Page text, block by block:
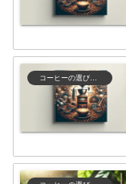
コーヒーの選び方と保存